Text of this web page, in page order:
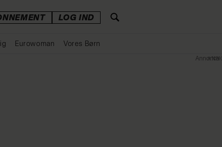
LOG IND
Eurowoman Vores Børn
Annonce